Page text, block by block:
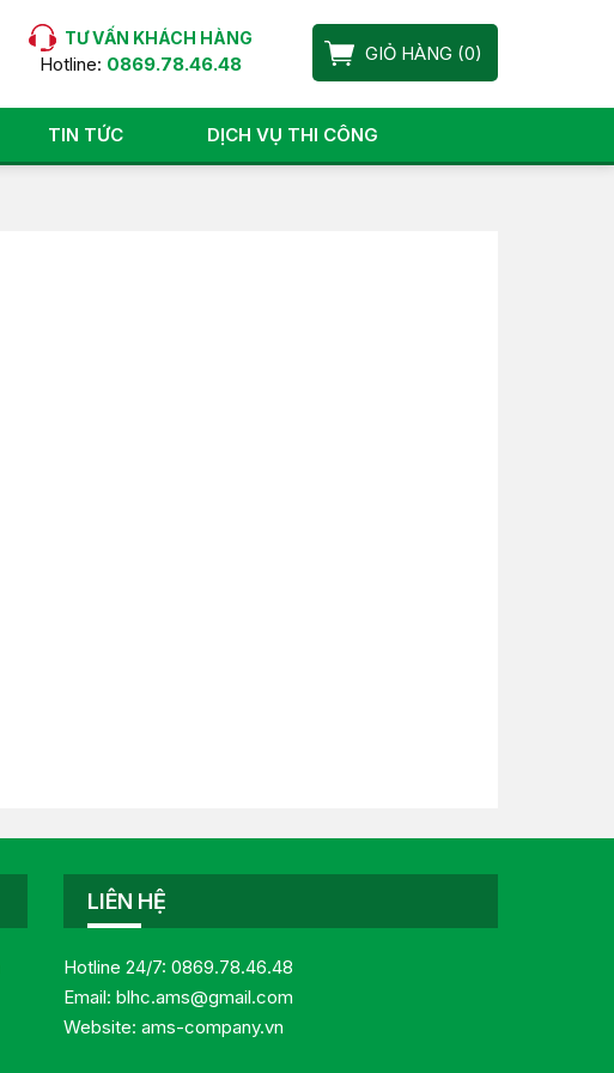
GIỎ HÀNG (0)
TƯ VẤN KHÁCH HÀNG
Hotline: 0869.78.46.48
TIN TỨC DỊCH VỤ THI CÔNG
LIÊN HỆ
Hotline 24/7: 0869.78.46.48
Email: blhc.ams@gmail.com
Website: ams-company.vn